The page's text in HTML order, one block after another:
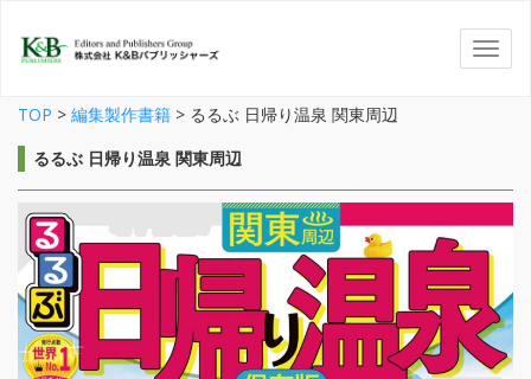
TOP > 編集製作書籍 > るるぶ 日帰り温泉 関東周辺
るるぶ 日帰り温泉 関東周辺